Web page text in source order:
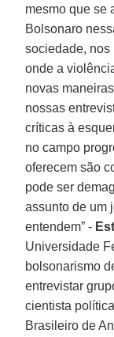
mesmo que se
Bolsonaro
sociedade, nos
onde a
novas
nossas
críticas à
no campo
oferecem são
pode ser
assunto de um
entendem” -
Universidade
bolsonarismo
entrevistar
cientista
Brasileiro de